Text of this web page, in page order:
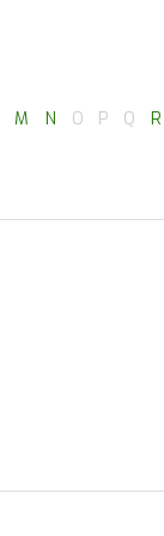
M N O P Q R